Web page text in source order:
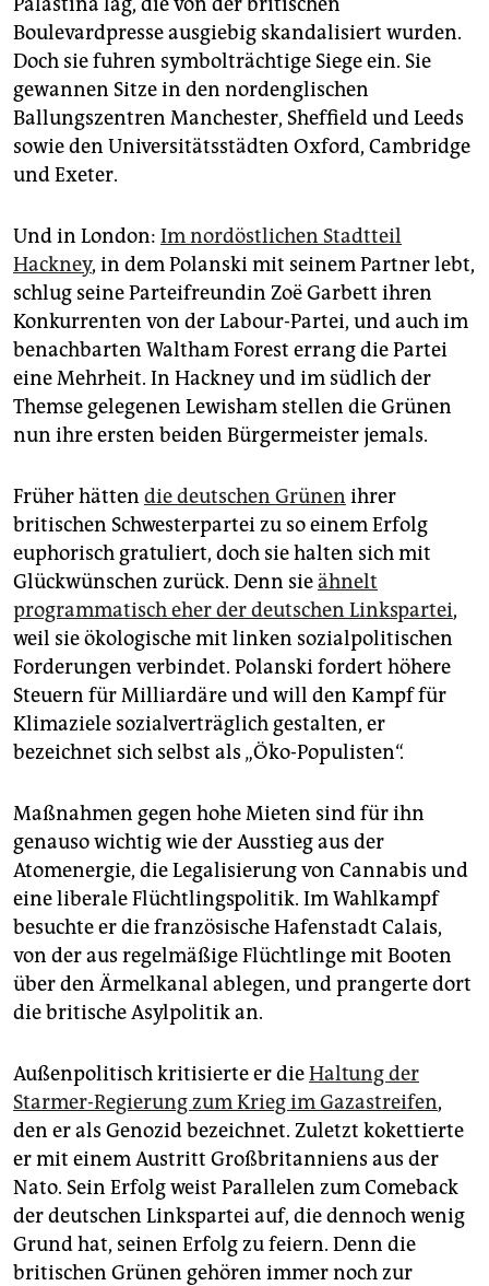
Boulevardpresse ausgiebig skandalisiert wurden.
Doch sie fuhren symbolträchtige Siege ein. Sie
gewannen Sitze in den nordenglischen
Ballungszentren Manchester, Sheffield und Leeds
sowie den Universitätsstädten Oxford, Cambridge
und Exeter.
Und in London: Im nordöstlichen Stadtteil
Hackney, in dem Polanski mit seinem Partner lebt,
schlug seine Parteifreundin Zoë Garbett ihren
Konkurrenten von der Labour-Partei, und auch im
benachbarten Waltham Forest errang die Partei
eine Mehrheit. In Hackney und im südlich der
Themse gelegenen Lewisham stellen die Grünen
nun ihre ersten beiden Bürgermeister jemals.
Früher hätten die deutschen Grünen ihrer
britischen Schwesterpartei zu so einem Erfolg
euphorisch gratuliert, doch sie halten sich mit
Glückwünschen zurück. Denn sieähnelt
programmatisch eher der deutschen Linkspartei,
weil sie ökologische mit linken sozialpolitischen
Forderungen verbindet. Polanski fordert höhere
Steuern für Milliardäre und will den Kampf für
Klimaziele sozialverträglich gestalten, er
bezeichnet sich selbst als „Öko-Populisten“.
Maßnahmen gegen hohe Mieten sind für ihn
genauso wichtig wie der Ausstieg aus der
Atomenergie, die Legalisierung von Cannabis und
eine liberale Flüchtlingspolitik. Im Wahlkampf
besuchte er die französische Hafenstadt Calais,
von der aus regelmäßige Flüchtlinge mit Booten
über den Ärmelkanal ablegen, und prangerte dort
die britische Asylpolitik an.
Außenpolitisch kritisierte er dieHaltung der
Starmer-Regierung zum Krieg im Gazastreifen,
den er als Genozid bezeichnet. Zuletzt kokettierte
er mit einem Austritt Großbritanniens aus der
Nato. Sein Erfolg weist Parallelen zum Comeback
der deutschen Linkspartei auf, die dennoch wenig
Grund hat, seinen Erfolg zu feiern. Denn die
britischen Grünen gehören immer noch zur